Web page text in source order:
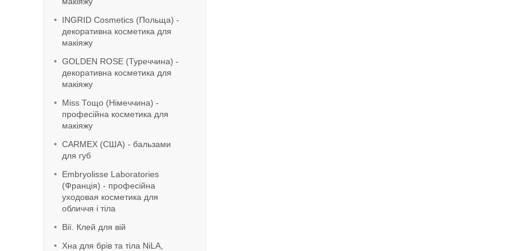
INGRID Cosmetics (Польща) -
декоративна косметика для
макіяжу
GOLDEN ROSE (Туреччина) -
декоративна косметика для
макіяжу
Miss Тощо (Німеччина) -
професійна косметика для
макіяжу
CARMEX (США) - бальзами
для губ
Embryolisse Laboratories
(Франція) - професійна
уходовая косметика для
обличчя і тіла
Вії. Клей для вій
Хна для брів та тіла NiLA,